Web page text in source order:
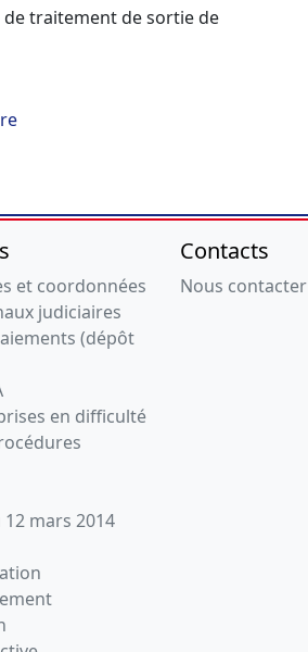
de traitement de sortie de
et coordonnées
judiciaires
(dépôt
en difficulté
mars 2014
Contacts
Nous contacter